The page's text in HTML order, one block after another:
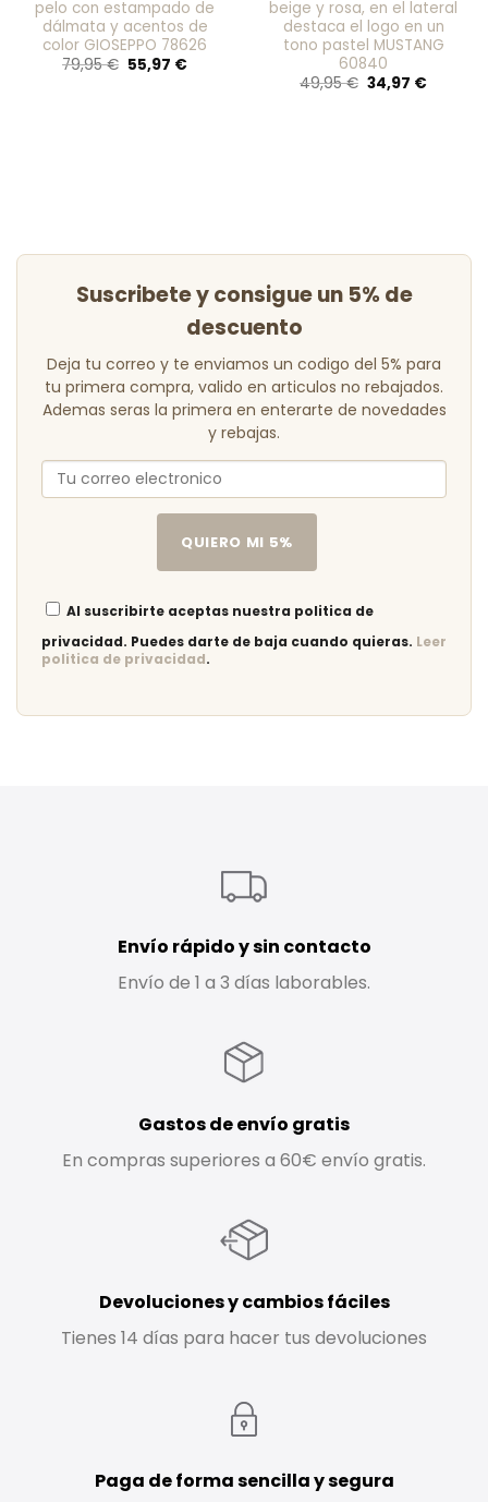
pelo con estampado de
dálmata y acentos de
color GIOSEPPO 78626
79,95€ El
precio
55,97 €El
beige y rosa, en el lateral
destaca el logo en un
tono pastel MUSTANG
60840
49,95€ El
precio
34,97 €El
Suscribete y consigue un 5% de
descuento
Deja tu correo y te enviamos un codigo del 5% para
tu primera compra, valido en articulos no rebajados.
Ademas seras la primera en enterarte de novedades
y rebajas.
QUIERO MI 5%
Al suscribirte aceptas nuestra politica de
privacidad. Puedes darte de baja cuando quieras. Leer
politica de privacidad.
Envío rápido y sin contacto
Envío de 1 a 3 días laborables.
Gastos de envío gratis
En compras superiores a 60€ envío gratis.
Devoluciones y cambios fáciles
Tienes 14 días para hacer tus devoluciones
Paga de forma sencilla y segura